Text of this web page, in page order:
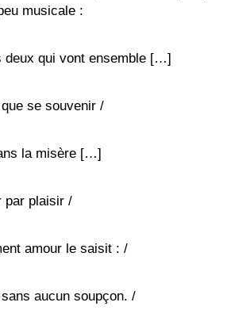
musicale :
deux qui vont ensemble […]
se souvenir /
la misère […]
par plaisir /
amour le saisit : /
aucun soupçon. /